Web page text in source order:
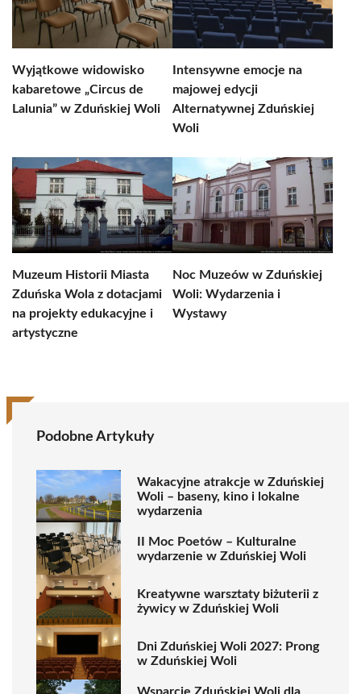
Wyjątkowe widowisko
kabaretowe „Circus de
Lalunia” w Zduńskiej Woli
Intensywne emocje na
majowej edycji
Alternatywnej Zduńskiej
Woli
Muzeum Historii Miasta
Zduńska Wola z dotacjami
na projekty edukacyjne i
artystyczne
Noc Muzeów w Zduńskiej
Woli: Wydarzenia i
Wystawy
Podobne Artykuły
Wakacyjne atrakcje w Zduńskiej
Woli – baseny, kino i lokalne
wydarzenia
II Moc Poetów – Kulturalne
wydarzenie w Zduńskiej Woli
Kreatywne warsztaty biżuterii z
żywicy w Zduńskiej Woli
Dni Zduńskiej Woli 2027: Prong
w Zduńskiej Woli
Wsparcie Zduńskiej Woli dla